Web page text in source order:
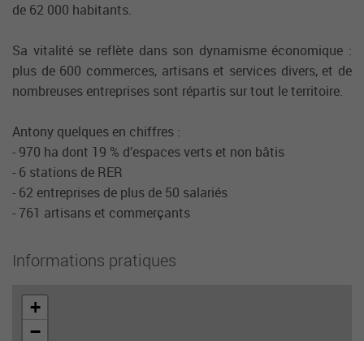
de 62 000 habitants.
Sa vitalité se reflète dans son dynamisme économique :
plus de 600 commerces, artisans et services divers, et de
nombreuses entreprises sont répartis sur tout le territoire.
Antony quelques en chiffres :
- 970 ha dont 19 % d’espaces verts et non bâtis
- 6 stations de RER
- 62 entreprises de plus de 50 salariés
- 761 artisans et commerçants
Informations pratiques
+
−